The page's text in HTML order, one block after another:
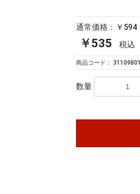
通常価格：￥594
￥535 税込
商品コード： 31109801
数量